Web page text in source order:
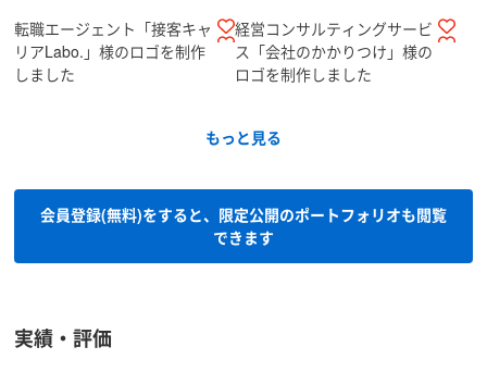
転職エージェント「接客キャ
リアLabo.」様のロゴを制作
しました
経営コンサルティングサービ
ス「会社のかかりつけ」様の
ロゴを制作しました
もっと見る
会員登録(無料)をすると、限定公開のポートフォリオも閲覧
できます
実績・評価